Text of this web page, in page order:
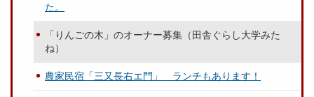
た。
「りんごの木」のオーナー募集（田舎ぐらし大学みた
ね）
農家民宿「三又長右エ門」 ランチもあります！